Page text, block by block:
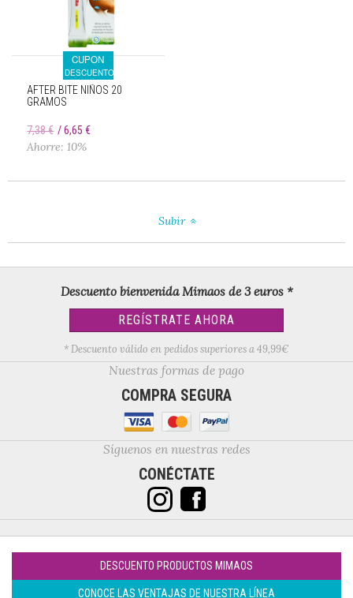
CUPON
DESCUENTO
AFTER BITE NIÑOS 20
GRAMOS
7,38 € 6,65 €
Ahorre: 10%
Subir
Descuento bienvenida Mimaos de 3 euros *
REGÍSTRATE AHORA
* Descuento válido en pedidos superiores a 49,99€
Nuestras formas de pago
COMPRA SEGURA
Síguenos en nuestras redes
CONÉCTATE
DESCUENTO PRODUCTOS MIMAOS
CONOCE LAS VENTAJAS DE NUESTRA LÍNEA